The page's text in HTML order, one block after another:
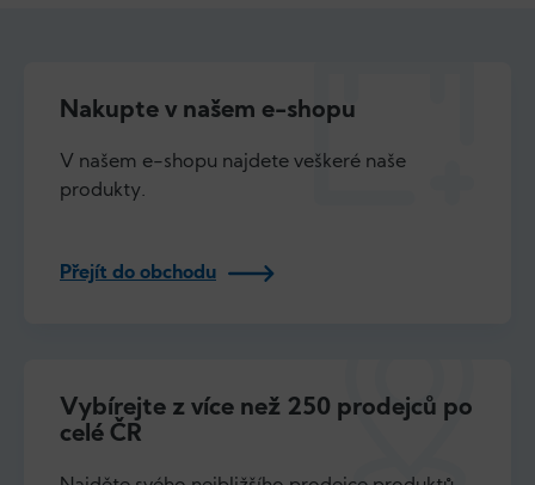
Nakupte v našem e-shopu
V našem e-shopu najdete veškeré naše
produkty.
Přejít do obchodu
Vybírejte z více než 250 prodejců po
celé ČR